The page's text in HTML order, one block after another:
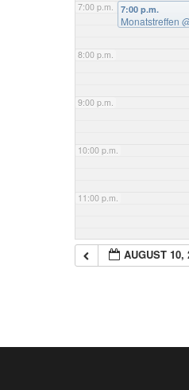
7:00 p.m.
8:00 p.m.
9:00 p.m.
10:00 p.m.
11:00 p.m.
7:00 p.m.
Monatstreffen
AUGUST 10,